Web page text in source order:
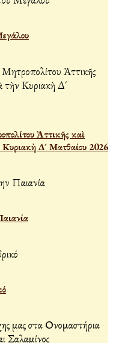
Ἀττικῆς καὶ
Κυριακὴ Δ´ Ματθαίου 2026